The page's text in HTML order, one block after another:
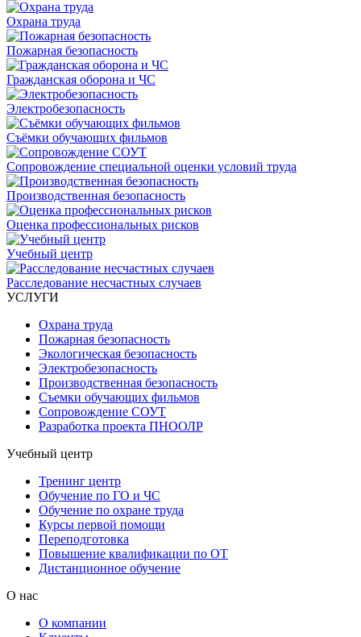
Охрана труда
Пожарная безопасность
Гражданская оборона и ЧС
Электробезопасность
Съёмки обучающих фильмов
Сопровождение специальной оценки условий труда
Производственная безопасность
Оценка профессиональных рисков
Учебный центр
Расследование несчастных случаев
УСЛУГИ
Охрана труда
Пожарная безопасность
Экологическая безопасность
Электробезопасность
Производственная безопасность
Съемки обучающих фильмов
Сопровождение СОУТ
Разработка проекта ПНООЛР
Учебный центр
Тренинг центр
Обучение по ГО и ЧС
Обучение по охране труда
Курсы первой помощи
Переподготовка
Повышение квалификации по ОТ
Дистанционное обучение
О нас
О компании